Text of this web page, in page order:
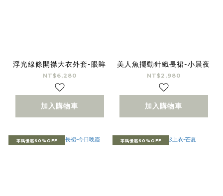
浮光線條開襟大衣外套-眼眸
NT$6,280
加入購物車
美人魚擺動針織長裙-小晨夜
NT$2,980
加入購物車
零碼優惠60%OFF 零碼優惠60%OFF